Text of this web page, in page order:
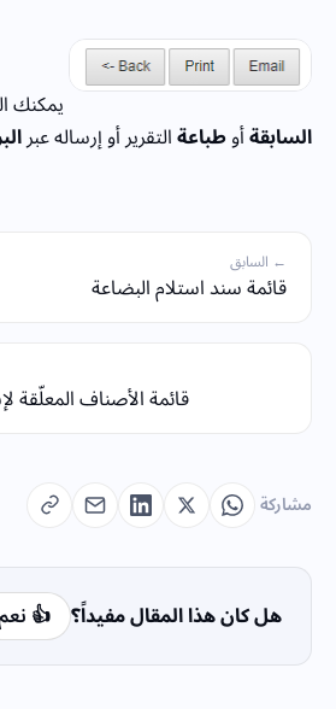
يمكنك
السابقةأوطباعةالتقرير أو إرساله عبر
← السابق
قائمة سند استلام البضاعة
قائمة الأصناف المعلّقة
مشاركة
هل كان هذا المقال مفيداً؟ 👍